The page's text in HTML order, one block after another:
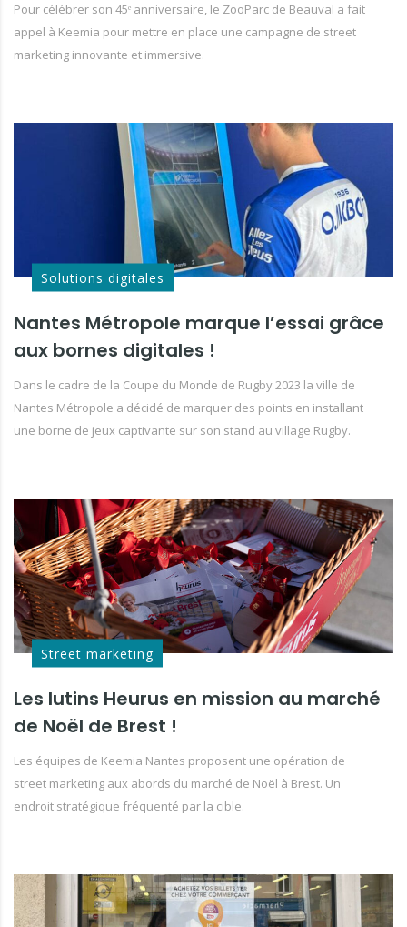
Pour célébrer son 45ᵉ anniversaire, le ZooParc de Beauval a fait
appel à Keemia pour mettre en place une campagne de street
marketing innovante et immersive.
Solutions digitales
Nantes Métropole marque l’essai grâce
aux bornes digitales !
Dans le cadre de la Coupe du Monde de Rugby 2023 la ville de
Nantes Métropole a décidé de marquer des points en installant
une borne de jeux captivante sur son stand au village Rugby.
Street marketing
Les lutins Heurus en mission au marché
de Noël de Brest !
Les équipes de Keemia Nantes proposent une opération de
street marketing aux abords du marché de Noël à Brest. Un
endroit stratégique fréquenté par la cible.